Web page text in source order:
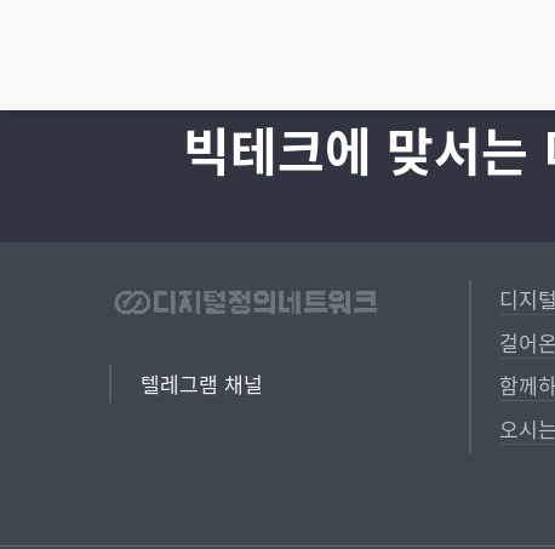
빅테크에 맞서는
텔레그램 채널
디지
걸어
함께
오시